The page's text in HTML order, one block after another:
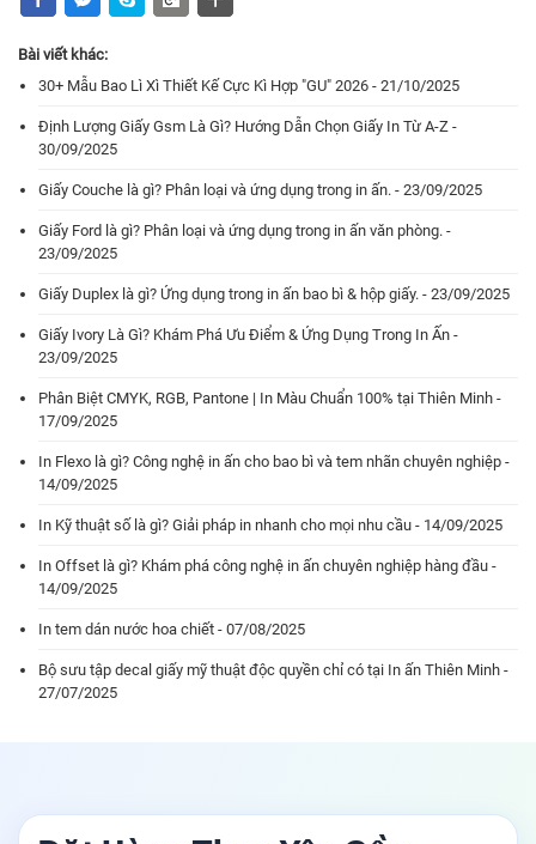
Bài viết khác:
30+ Mẫu Bao Lì Xì Thiết Kế Cực Kì Hợp "GU" 2026 - 21/10/2025
Định Lượng Giấy Gsm Là Gì? Hướng Dẫn Chọn Giấy In Từ A-Z -
30/09/2025
Giấy Couche là gì? Phân loại và ứng dụng trong in ấn. - 23/09/2025
Giấy Ford là gì? Phân loại và ứng dụng trong in ấn văn phòng. -
23/09/2025
Giấy Duplex là gì? Ứng dụng trong in ấn bao bì & hộp giấy. - 23/09/2025
Giấy Ivory Là Gì? Khám Phá Ưu Điểm & Ứng Dụng Trong In Ấn -
23/09/2025
Phân Biệt CMYK, RGB, Pantone | In Màu Chuẩn 100% tại Thiên Minh -
17/09/2025
In Flexo là gì? Công nghệ in ấn cho bao bì và tem nhãn chuyên nghiệp -
14/09/2025
In Kỹ thuật số là gì? Giải pháp in nhanh cho mọi nhu cầu - 14/09/2025
In Offset là gì? Khám phá công nghệ in ấn chuyên nghiệp hàng đầu -
14/09/2025
In tem dán nước hoa chiết - 07/08/2025
Bộ sưu tập decal giấy mỹ thuật độc quyền chỉ có tại In ấn Thiên Minh -
27/07/2025